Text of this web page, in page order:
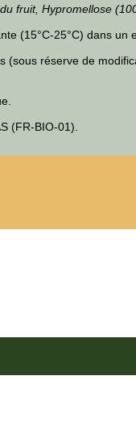
fruit, Hypromellose
(15°C-25°C) dans un
(sous réserve de
(FR-BIO-01).